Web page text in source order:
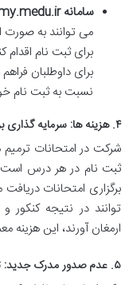
سامانه my.medu.ir:
برای ثبت نام
برای داوطلبان
نسبت به ثبت نام
۴. هزینه ها: سرمایه گذاری برای آینده
شرکت در امتحانات
ثبت نام در هر درس
برگزاری امتحانات
توانند در نتیجه کنکور
ارمغان آورند، این هزینه
۵. عدم صدور مدرک جدید: تنها نمره جدید مهم است